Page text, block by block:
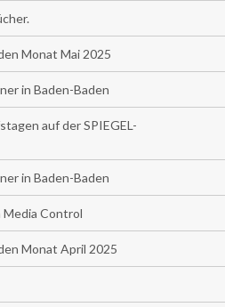
Monat Mai 2025
in Baden-Baden
auf der SPIEGEL-
in Baden-Baden
Control
Monat April 2025